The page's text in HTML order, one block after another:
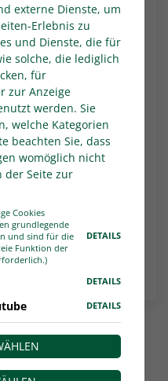
externe Dienste, um
Erlebnis zu
und Dienste, die für
solche, die lediglich
für
zur Anzeige
werden. Sie
welche Kategorien
beachten Sie, dass
womöglich nicht
der Seite zur
Cookies
grundlegende
und sind für die
Funktion der
DETAILS
DETAILS
DETAILS